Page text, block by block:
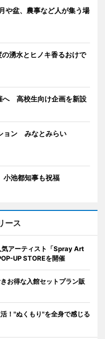
や盆、農事など人が集う場
湧水とヒノキ香るおけで
へ 高校生向け企画を新設
ョン みなとみらい
池都知事も祝福
ース
アーティスト「Spray Art
UP STOREを開催
お得な入館セットプラン販
！"ぬくもり"を全身で感じる